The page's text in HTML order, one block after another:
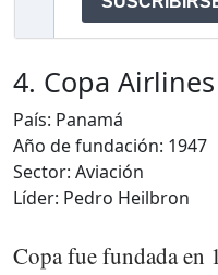
4. Copa Airlines
País: Panamá
Año de fundación: 1947
Sector: Aviación
Líder: Pedro Heilbron
Copa fue fundada en